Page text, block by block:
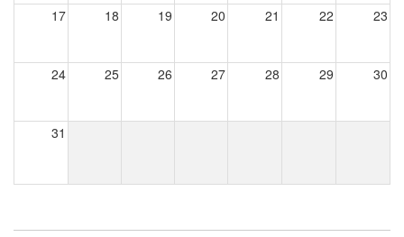
17 18 19 20 21 22 23
24 25 26 27 28 29 30
31